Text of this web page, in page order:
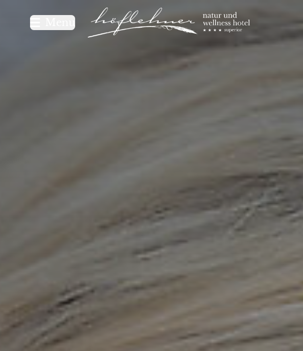
Menu
Logo Natur- und Wellnesshotel Höflehner ****S